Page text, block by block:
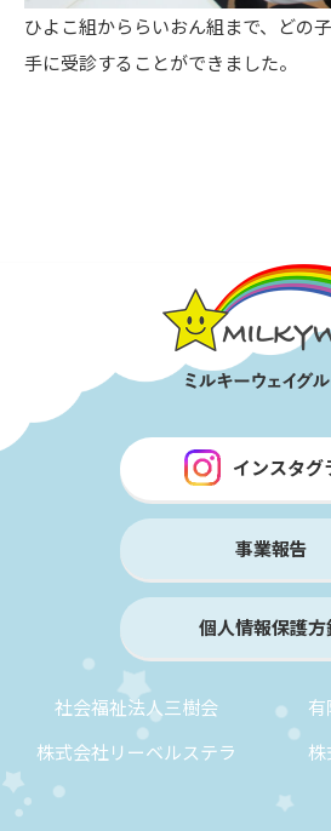
ひよこ組かららいおん組まで、どの
手に受診することができました。
インスタグ
事業報告
個人情報保護方
社会福祉法人三樹会
株式会社リーベルステラ